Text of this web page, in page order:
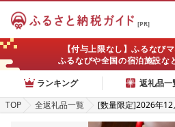
[PR]
【付与上限なし】ふるなび
ふるなびや全国の宿泊施設な
ランキング
返礼品一
TOP
全返礼品一覧
[数量限定]2026年
号サイズ(クリスマ